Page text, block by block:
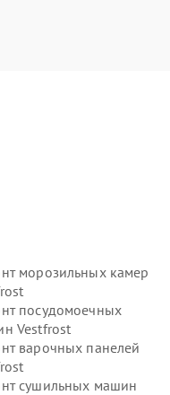
морозильных камер
посудомоечных
Vestfrost
варочных панелей
сушильных машин